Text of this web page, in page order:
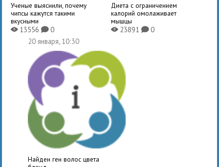
Ученые выяснили, почему
чипсы кажутся такими
вкусными
X13556K0
Диета с ограничением
калорий омолаживает
мышцы
X23891 K0
20 января, 10:30
Найден ген волос цвета